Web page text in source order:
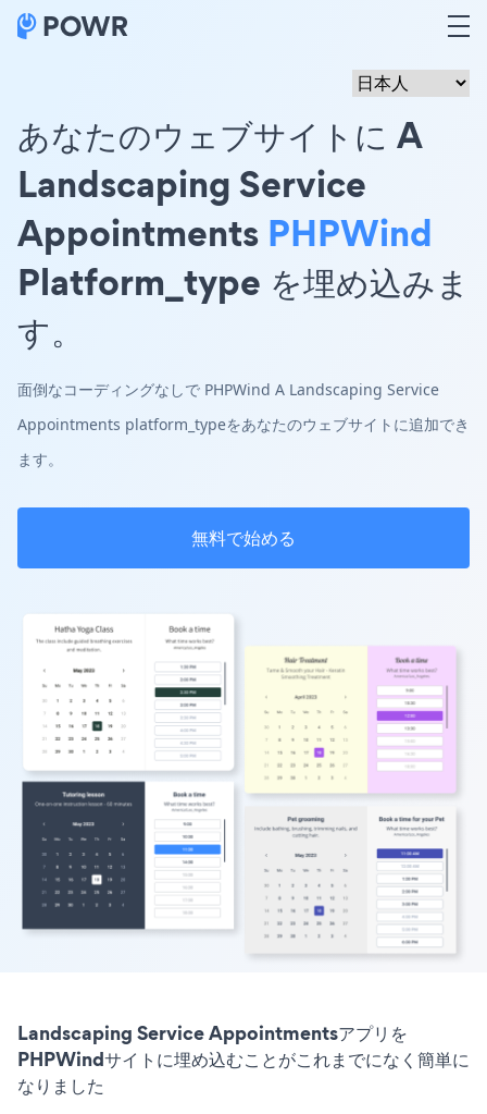
あなたのウェブサイトに A
Landscaping Service
Appointments PHPWind
Platform_type を埋め込みま
す。
面倒なコーディングなしで PHPWind A Landscaping Service
Appointments platform_typeをあなたのウェブサイトに追加でき
ます。
無料で始める
Landscaping Service Appointmentsアプリを
PHPWindサイトに埋め込むことがこれまでになく簡単に
なりました